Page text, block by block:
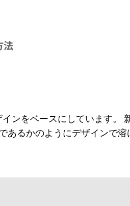
法
ンをベースにしています。
あるかのようにデザインで